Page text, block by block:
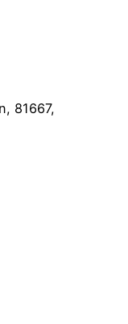
81667,